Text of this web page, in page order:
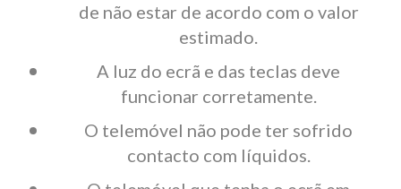
de não estar de acordo com o valor
estimado.
A luz do ecrã e das teclas deve
funcionar corretamente.
O telemóvel não pode ter sofrido
contacto com líquidos.